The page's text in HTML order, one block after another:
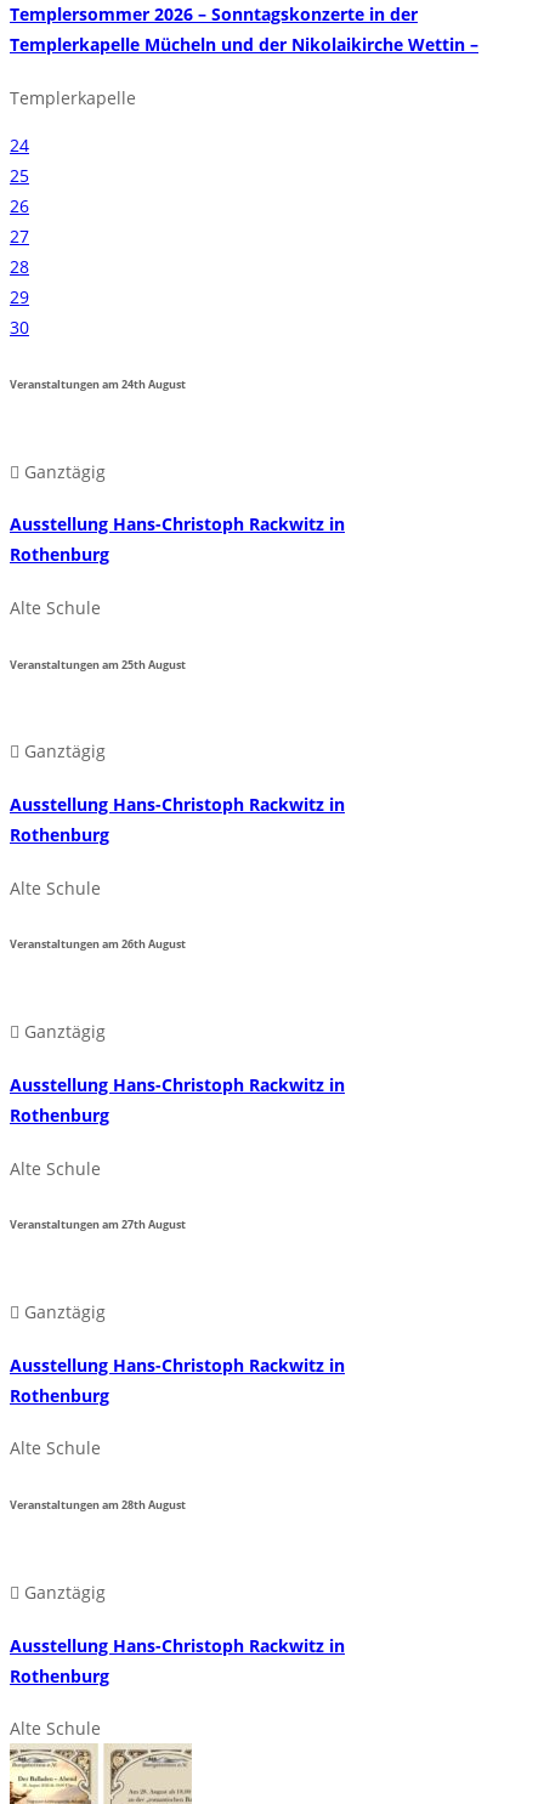
Templersommer 2026 – Sonntagskonzerte in der
Templerkapelle Mücheln und der Nikolaikirche Wettin –
Templerkapelle
24
25
26
27
28
29
30
Veranstaltungen am24thAugust
Ganztägig
Ausstellung Hans-Christoph Rackwitz in
Rothenburg
Alte Schule
Veranstaltungen am25thAugust
Ganztägig
Ausstellung Hans-Christoph Rackwitz in
Rothenburg
Alte Schule
Veranstaltungen am26thAugust
Ganztägig
Ausstellung Hans-Christoph Rackwitz in
Rothenburg
Alte Schule
Veranstaltungen am27thAugust
Ganztägig
Ausstellung Hans-Christoph Rackwitz in
Rothenburg
Alte Schule
Veranstaltungen am28thAugust
Ganztägig
Ausstellung Hans-Christoph Rackwitz in
Rothenburg
Alte Schule